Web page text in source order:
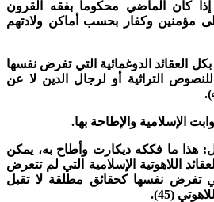
إذا كان الماضي محكوما بفقه القرون
وكفار بحسب أماكن ولادتهم
العقائد الدوغمائية التي تفرض نفسها
التراثية أو لرجال الدين لا عن
الإسلامية والإطاحة بها.
ما فككه ديكارت وأطاح به، يمكن
اللاهوتية الإسلامية التي لم تتعرض
تفرض نفسها كحقائق مطلقة لا تقبل
(45).